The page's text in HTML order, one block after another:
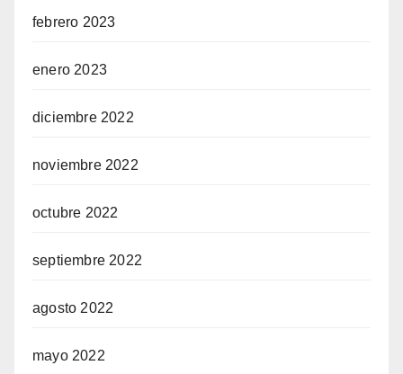
febrero 2023
enero 2023
diciembre 2022
noviembre 2022
octubre 2022
septiembre 2022
agosto 2022
mayo 2022